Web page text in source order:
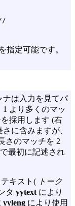
指定可能です。
ナは入力を見てパ
より多くのマッ
採用します (右
に含みますが、
さのマッチを 2
最初に記述され
キスト( トーク
タ yytext により
yyleng により使用